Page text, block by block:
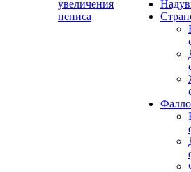
увеличения
пениса